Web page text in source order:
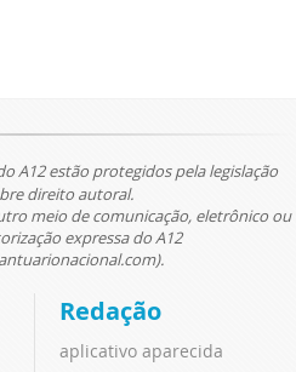
A12 estão protegidos pela legislação
direito autoral.
meio de comunicação, eletrônico ou
expressa do A12
Redação
aplicativo aparecida